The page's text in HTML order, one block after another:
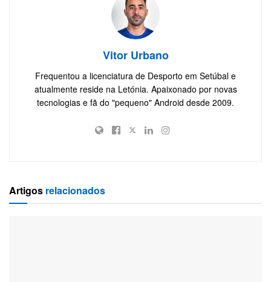
Vitor Urbano
Frequentou a licenciatura de Desporto em Setúbal e
atualmente reside na Letónia. Apaixonado por novas
tecnologias e fã do "pequeno" Android desde 2009.
Artigos relacionados